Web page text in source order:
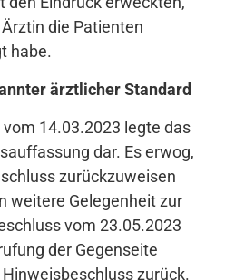
die Patienten
habe.
ärztlicher Standard
14.03.2023 legte das
dar. Es erwog,
zurückzuweisen
weitere Gelegenheit zur
vom 23.05.2023
der Gegenseite
zurück.